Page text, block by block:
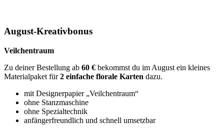
August-Kreativbonus
Veilchentraum
Zu deiner Bestellung ab 60 € bekommst du im August ein kleines
Materialpaket für2 einfache florale Karten dazu.
mit Designerpapier „Veilchentraum“
ohne Stanzmaschine
ohne Spezialtechnik
anfängerfreundlich und schnell umsetzbar